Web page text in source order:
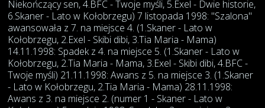
Niekończący sen, 4.BFC - Twoje myśli, 5.Exel - Dwie historie,
6.Skaner - Lato w Kołobrzegu) 7 listopada 1998: "Szalona"
awansowała z 7. na miejsce 4. (1.Skaner - Lato w
Kołobrzegu, 2.Exel - Skibi dibi, 3.Tia Maria - Mama)
14.11.1998: Spadek z 4. na miejsce 5. (1.Skaner - Lato w
Kołobrzegu, 2.Tia Maria - Mama, 3.Exel - Skibi dibi, 4.BFC -
Twoje myśli) 21.11.1998: Awans z 5. na miejsce 3. (1.Skaner
- Lato w Kołobrzegu, 2.Tia Maria - Mama) 28.11.1998:
Awans z 3. na miejsce 2. (numer 1 - Skaner - Lato w